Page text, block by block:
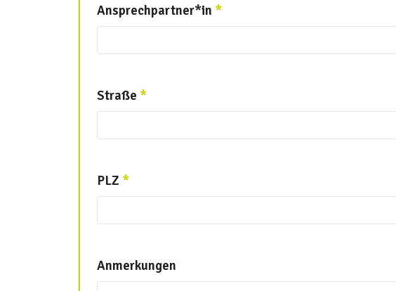
Ansprechpartner*in *
Straße *
PLZ *
Anmerkungen